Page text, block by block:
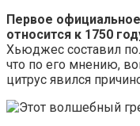
Первое
относится к 1750
Хьюджес составил
что по его мнению,
цитрус явился